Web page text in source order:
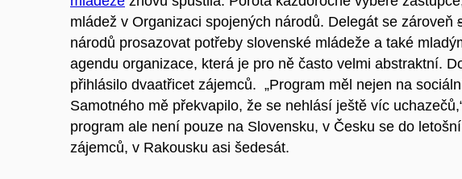
mládež v Organizaci spojených národů. Delegát se zároveň
národů prosazovat potřeby slovenské mládeže a také
agendu organizace, která je pro ně často velmi abstraktní.
přihlásilo dvaatřicet zájemců. „Program měl nejen na
Samotného mě překvapilo, že se nehlásí ještě víc
program ale není pouze na Slovensku, v Česku se do
zájemců, v Rakousku asi šedesát.